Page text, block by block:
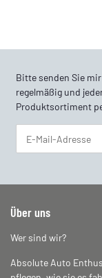
Bitte senden Sie
regelmäßig und
Produktsortiment
Über uns
Wer sind wir?
Absolute Auto